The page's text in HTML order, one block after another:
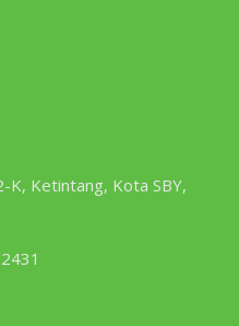
K, Ketintang, Kota SBY,